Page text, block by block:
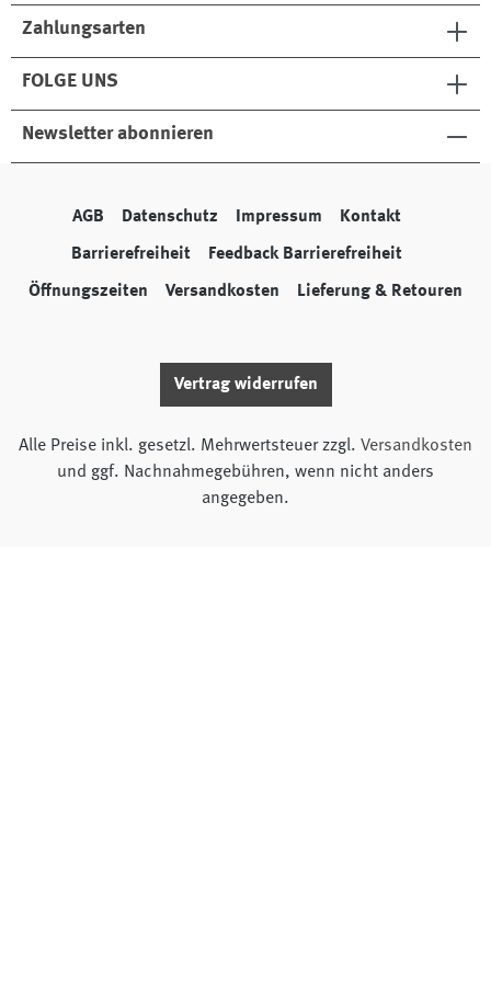
Zahlungsarten
FOLGE UNS
Newsletter abonnieren
AGB Datenschutz Impressum Kontakt
Barrierefreiheit Feedback Barrierefreiheit
Öffnungszeiten Versandkosten Lieferung & Retouren
Vertrag widerrufen
Alle Preise inkl. gesetzl. Mehrwertsteuer zzgl. Versandkosten
und ggf. Nachnahmegebühren, wenn nicht anders
angegeben.